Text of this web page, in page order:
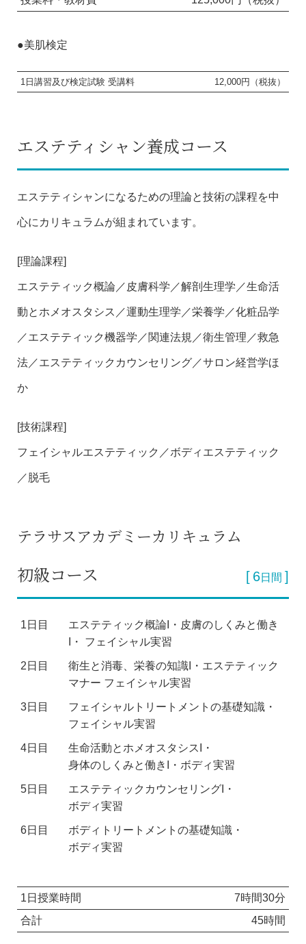
エステティシャン養成コース
エステティシャンになるための理論と技術の課程を中
心にカリキュラムが組まれています。
[理論課程]
エステティック概論／皮膚科学／解剖生理学／生命活
動とホメオスタシス／運動生理学／栄養学／化粧品学
／エステティック機器学／関連法規／衛生管理／救急
法／エステティックカウンセリング／サロン経営学ほ
か
[技術課程]
フェイシャルエステティック／ボディエステティック
／脱毛
●美肌検定
1日講習及び検定試験 受講料 12,000円（税抜）
テラサスアカデミーカリキュラム
初級コース 6日間
1日目
エステティック概論I・皮膚のしくみと働き
I・ フェイシャル実習
2日目
衛生と消毒、栄養の知識I・エステティック
マナー フェイシャル実習
3日目
フェイシャルトリートメントの基礎知識・
フェイシャル実習
4日目
生命活動とホメオスタシスI・
身体のしくみと働きI・ボディ実習
5日目
エステティックカウンセリングI・
ボディ実習
6日目
ボディトリートメントの基礎知識・
ボディ実習
1日授業時間
7時間30分
合計
45時間